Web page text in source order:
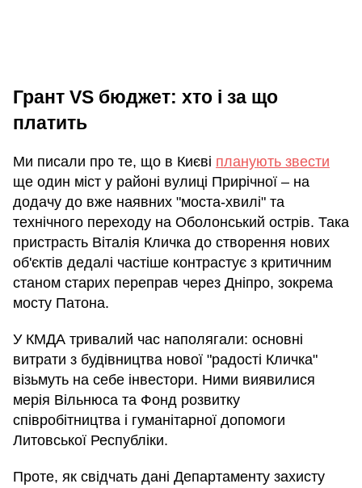
Грант VS бюджет: хто і за що
платить
Ми писали про те, що в Києві планують звести
ще один міст у районі вулиці Прирічної – на
додачу до вже наявних "моста-хвилі" та
технічного переходу на Оболонський острів. Така
пристрасть Віталія Кличка до створення нових
об'єктів дедалі частіше контрастує з критичним
станом старих переправ через Дніпро, зокрема
мосту Патона.
У КМДА тривалий час наполягали: основні
витрати з будівництва нової "радості Кличка"
візьмуть на себе інвестори. Ними виявилися
мерія Вільнюса та Фонд розвитку
співробітництва і гуманітарної допомоги
Литовської Республіки.
Проте, як свідчать дані Департаменту захисту